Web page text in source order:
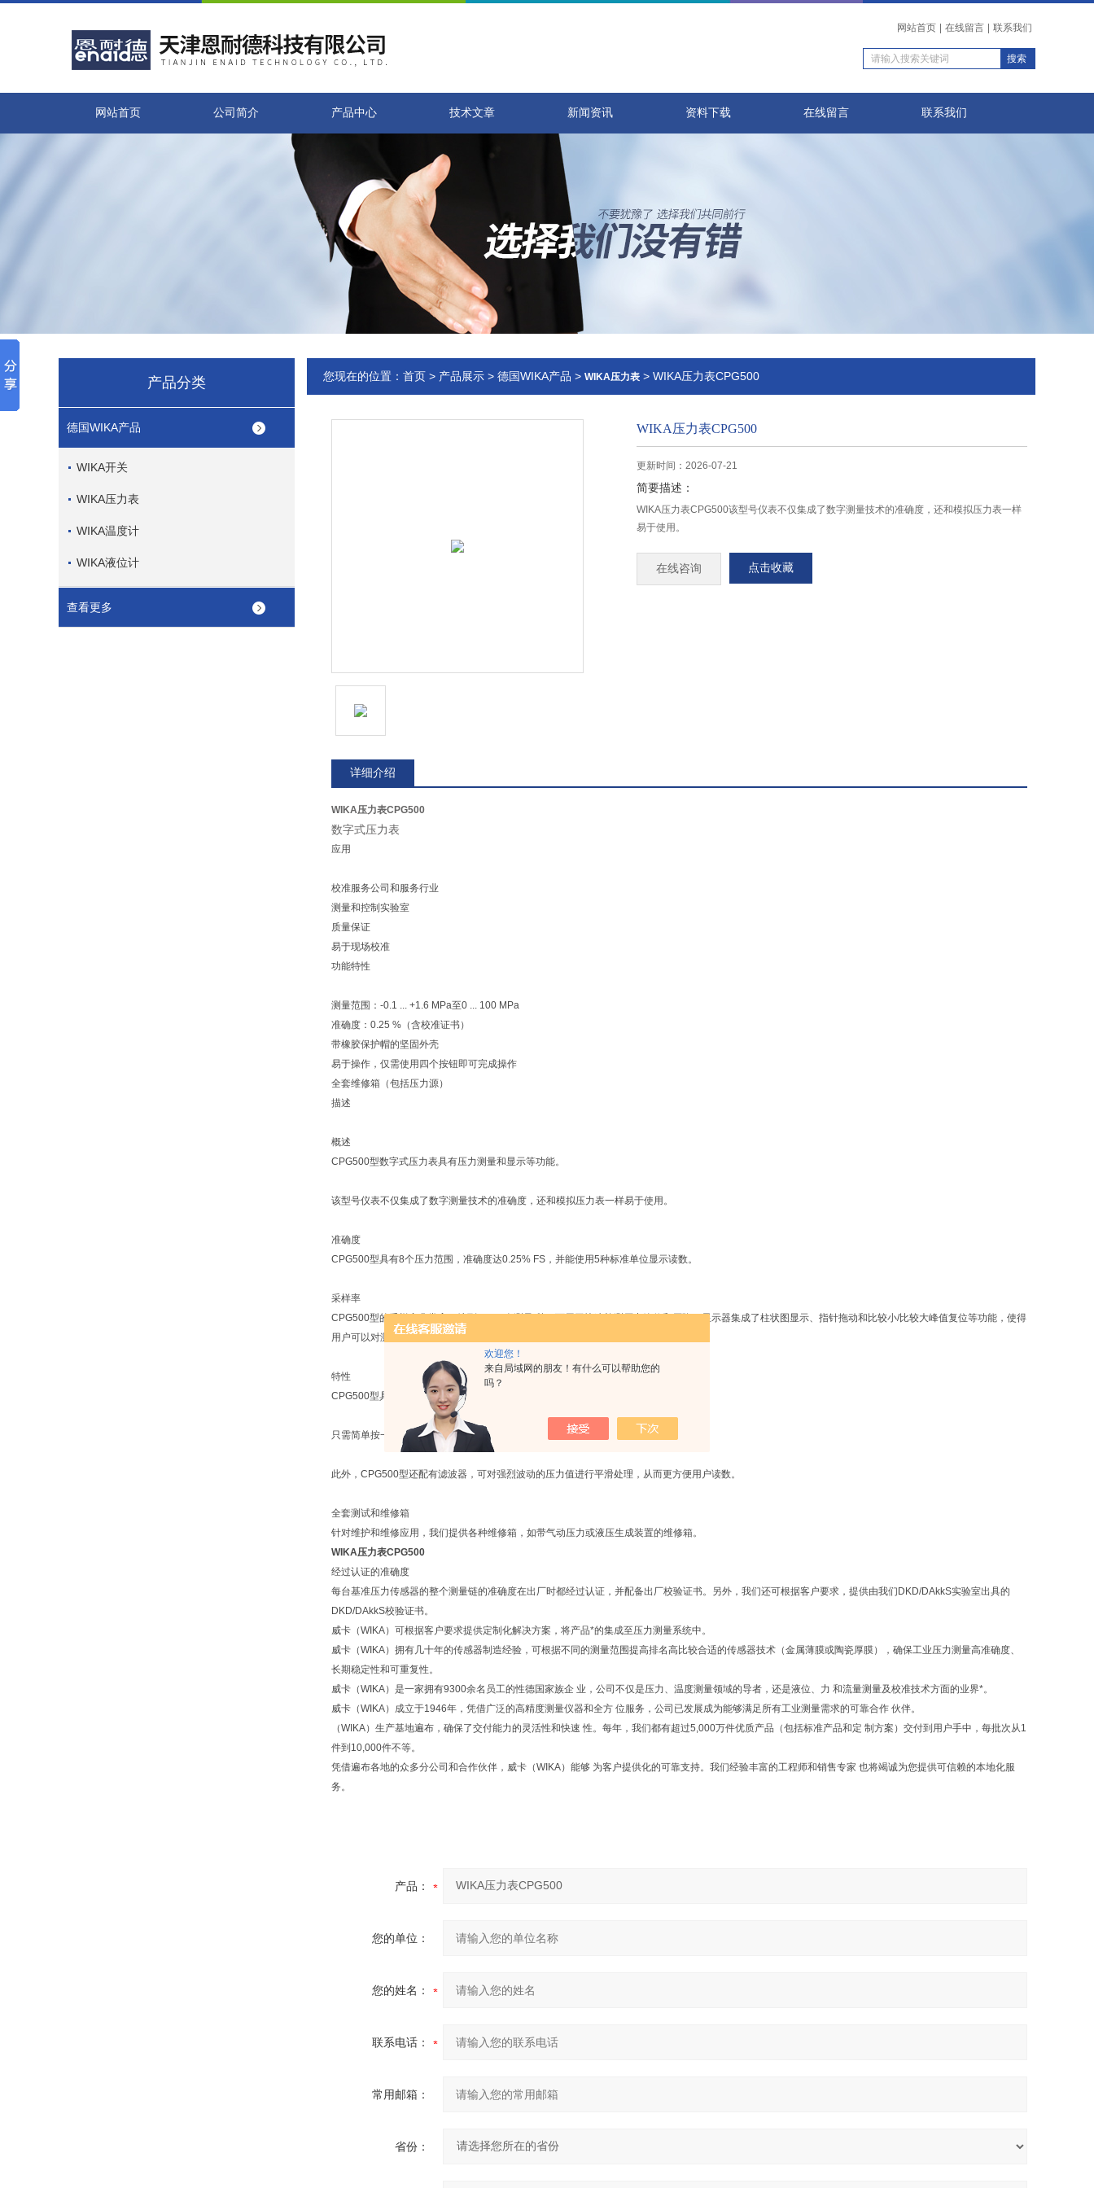
欢迎您！
来自局域网的朋友！有什么可以帮助您的
吗？
网站首页 在线留言 联系我们
网站首页 公司简介 产品中心 技术文章 新闻资讯 资料下载 在线留言 联系我们
产品分类
德国WIKA产品
WIKA开关
WIKA压力表
WIKA温度计
WIKA液位计
查看更多
您现在的位置： 首页 > 产品展示 > 德国WIKA产品 > WIKA压力表 > WIKA压力表CPG500
WIKA压力表CPG500
更新时间：2026-07-21
简要描述：
WIKA压力表CPG500该型号仪表不仅集成了数字测量技术的准确度，还和模拟压力表一样
易于使用。
在线咨询 点击收藏
详细介绍
WIKA压力表CPG500
数字式压力表
应用
校准服务公司和服务行业
测量和控制实验室
质量保证
易于现场校准
功能特性
测量范围：-0.1 ... +1.6 MPa至0 ... 100 MPa
准确度：0.25 %（含校准证书）
带橡胶保护帽的坚固外壳
易于操作，仅需使用四个按钮即可完成操作
全套维修箱（包括压力源）
描述
概述
CPG500型数字式压力表具有压力测量和显示等功能。
该型号仪表不仅集成了数字测量技术的准确度，还和模拟压力表一样易于使用。
准确度
CPG500型具有8个压力范围，准确度达0.25% FS，并能使用5种标准单位显示读数。
采样率
CPG500型的采样率非常高，达到了100次测量/秒，可用于快速检测压力峰值和压降。显示器集成了柱状图显示、指针拖动和比较小/比较大峰值复位等功能，使得
用户可以对测量点进行有效的分析。
特性
CPG500型具有自动关机功能，从而大大延长了电池寿命。
只需简单按一下按钮即可将显示值归零。
此外，CPG500型还配有滤波器，可对强烈波动的压力值进行平滑处理，从而更方便用户读数。
全套测试和维修箱
针对维护和维修应用，我们提供各种维修箱，如带气动压力或液压生成装置的维修箱。
WIKA压力表CPG500
经过认证的准确度
每台基准压力传感器的整个测量链的准确度在出厂时都经过认证，并配备出厂校验证书。另外，我们还可根据客户要求，提供由我们DKD/DAkkS实验室出具的
DKD/DAkkS校验证书。
威卡（WIKA）可根据客户要求提供定制化解决方案，将产品*的集成至压力测量系统中。
威卡（WIKA）拥有几十年的传感器制造经验，可根据不同的测量范围提高排名高比较合适的传感器技术（金属薄膜或陶瓷厚膜），确保工业压力测量高准确度、
长期稳定性和可重复性。
威卡（WIKA）是一家拥有9300余名员工的性德国家族企 业，公司不仅是压力、温度测量领域的导者，还是液位、力 和流量测量及校准技术方面的业界*。
威卡（WIKA）成立于1946年，凭借广泛的高精度测量仪器和全方 位服务，公司已发展成为能够满足所有工业测量需求的可靠合作 伙伴。
（WIKA）生产基地遍布，确保了交付能力的灵活性和快速 性。每年，我们都有超过5,000万件优质产品（包括标准产品和定 制方案）交付到用户手中，每批次从1
件到10,000件不等。
凭借遍布各地的众多分公司和合作伙伴，威卡（WIKA）能够 为客户提供化的可靠支持。我们经验丰富的工程师和销售专家 也将竭诚为您提供可信赖的本地化服
务。
产品：
您的单位：
您的姓名：
联系电话：
常用邮箱：
省份：